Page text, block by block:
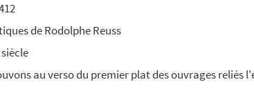
de Rodolphe Reuss
siècle
au verso du premier plat des ouvrages reliés